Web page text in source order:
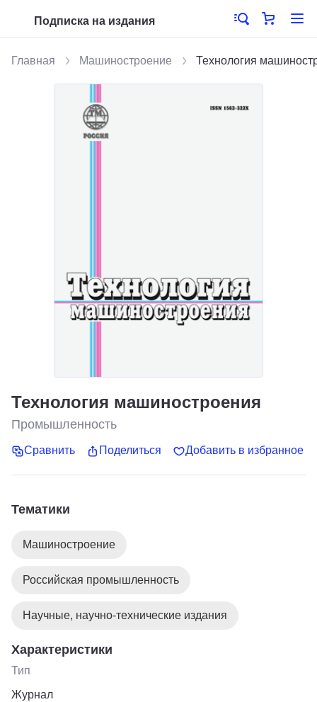
Подписка на издания
Главная Машиностроение Технология
Технология машиностроения
Промышленность
Сравнить Поделиться Добавить в избранное
Тематики
Машиностроение
Российская промышленность
Научные, научно-технические издания
Характеристики
Тип
Журнал